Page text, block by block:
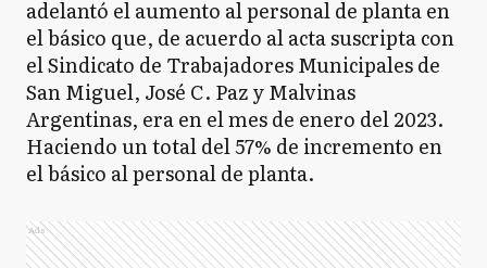
adelantó el aumento al personal de planta en
el básico que, de acuerdo al acta suscripta con
el Sindicato de Trabajadores Municipales de
San Miguel, José C. Paz y Malvinas
Argentinas, era en el mes de enero del 2023.
Haciendo un total del 57% de incremento en
el básico al personal de planta.
Ads